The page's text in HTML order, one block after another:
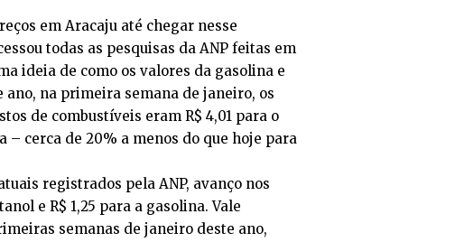
em Aracaju até chegar nesse
todas as pesquisas da ANP feitas em
ideia de como os valores da gasolina e
na primeira semana de janeiro, os
de combustíveis eram R$ 4,01 para o
– cerca de 20% a menos do que hoje para
registrados pela ANP, avanço nos
e R$ 1,25 para a gasolina. Vale
semanas de janeiro deste ano,